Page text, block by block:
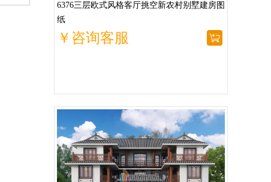
6376三层欧式风格客厅挑空新农村别墅建房图
纸
￥咨询客服